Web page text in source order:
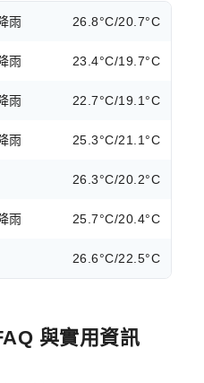
雨 26.8°C/20.7°C
雨 23.4°C/19.7°C
雨 22.7°C/19.1°C
雨 25.3°C/21.1°C
26.3°C/20.2°C
雨 25.7°C/20.4°C
26.6°C/22.5°C
與實用資訊